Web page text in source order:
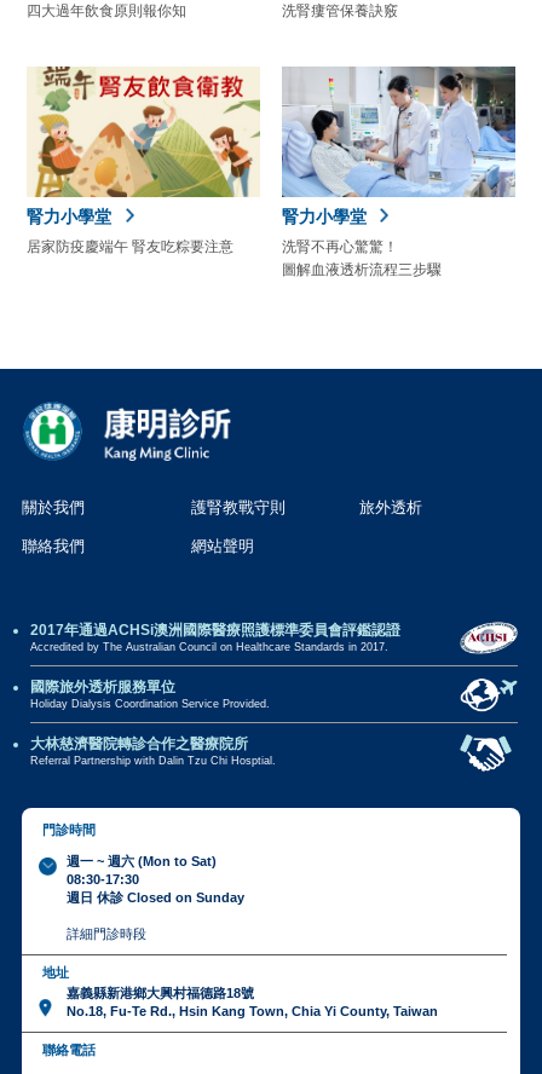
四大過年飲食原則報你知
洗腎瘻管保養訣竅
腎力小學堂
居家防疫慶端午 腎友吃粽要注意
腎力小學堂
洗腎不再心驚驚！
圖解血液透析流程三步驟
關於我們 護腎教戰守則 旅外透析
聯絡我們 網站聲明
2017年通過ACHSi澳洲國際醫療照護標準委員會評鑑認證
Accredited by The Australian Council on Healthcare Standards in 2017.
國際旅外透析服務單位
Holiday Dialysis Coordination Service Provided.
大林慈濟醫院轉診合作之醫療院所
Referral Partnership with Dalin Tzu Chi Hosptial.
門診時間
週一 ~ 週六 (Mon to Sat)
08:30-17:30
週日 休診 Closed on Sunday
詳細門診時段
地址
嘉義縣新港鄉大興村福德路18號
No.18, Fu-Te Rd., Hsin Kang Town, Chia Yi County, Taiwan
聯絡電話